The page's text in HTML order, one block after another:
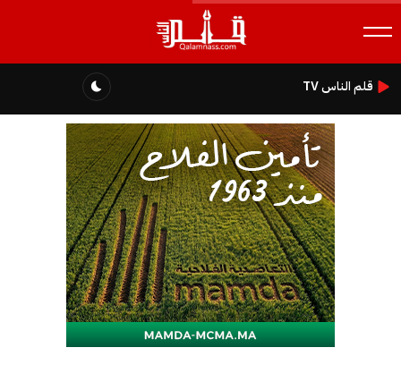
قلم الناس TV